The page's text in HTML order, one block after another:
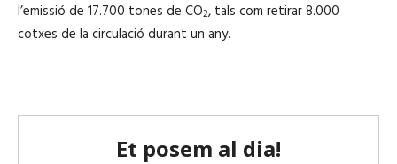
l’emissió de 17.700 tones de CO2, tals com retirar 8.000
cotxes de la circulació durant un any.